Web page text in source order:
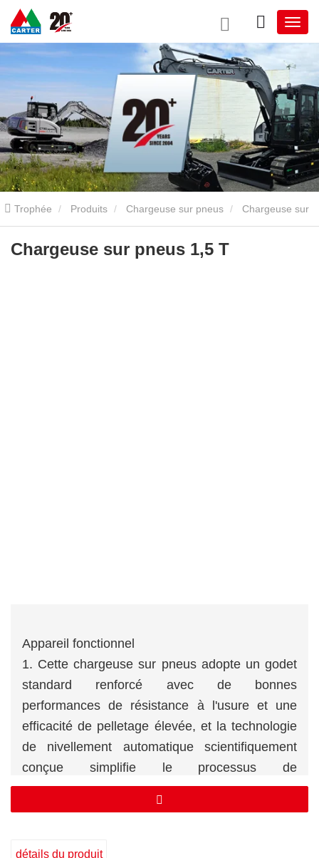
Trophée Produits Chargeuse sur pneus
pneus 1,5 T
Chargeuse sur pneus 1,5 T
Appareil fonctionnel
1. Cette chargeuse sur pneus adopte un godet
standard renforcé avec de bonnes
performances de résistance à l'usure et une
efficacité de pelletage élevée, et la technologie
de nivellement automatique scientifiquement
conçue simplifie le processus de
fonctionnement et réduit l'intensité du travail du
conducteur.
cylindre de levage 90/50, la force de
détails du produit